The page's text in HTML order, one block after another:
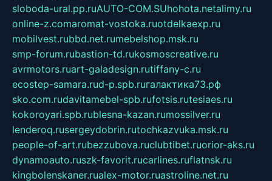
sloboda-ural.pp.ruAUTO-COM.SUhohota.netalimy.ru
online-z.comaromat-vostoka.ruotdelkaexp.ru
mobilvest.rubbd.net.rumebelshop.msk.ru
smp-forum.rubastion-td.rukosmoscreative.ru
avrmotors.ruart-galadesign.rutiffany-c.ru
ecostep-samara.rud-p.spb.ruгалактика73.рф
sko.com.rudavitamebel-spb.rufotsis.rutesiaes.ru
kokoroyari.spb.rublesna-kazan.rumossilver.ru
lenderoq.rusergeydobrin.rutochkazvuka.msk.ru
people-of-art.rubezzubova.ruclubtibet.ruorior-aks.ru
dynamoauto.ruszk-favorit.rucarlines.ruflatnsk.ru
kingbolenskaner.rualex-motor.ruastroline.net.ru